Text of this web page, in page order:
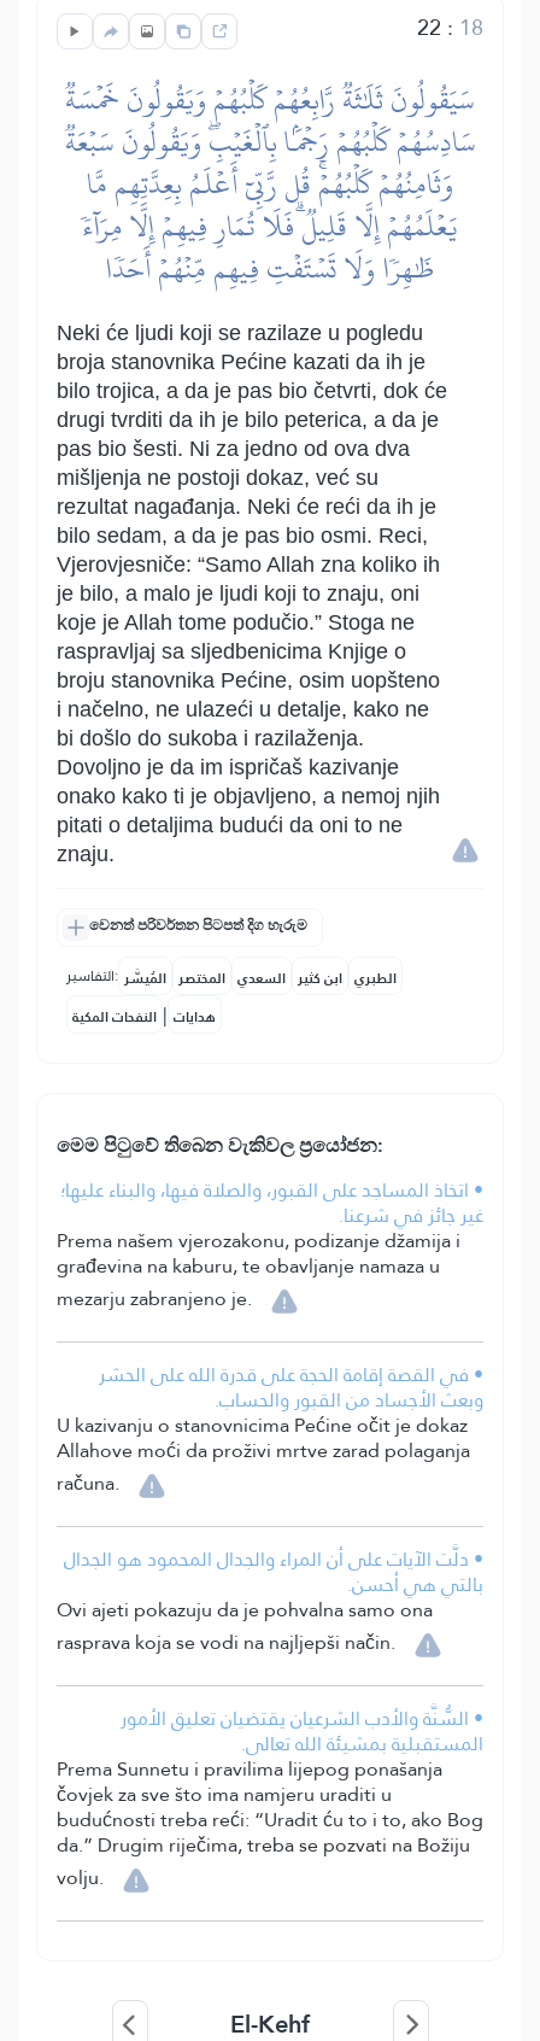
22 : 18
سَيَقُولُونَ ثَلَٰثَةٞ رَّابِعُهُمۡ كَلۡبُهُمۡ وَيَقُولُونَ خَمۡسَةٞ
سَادِسُهُمۡ كَلۡبُهُمۡ رَجۡمَۢا بِٱلۡغَيۡبِۖ وَيَقُولُونَ سَبۡعَةٞ
وَثَامِنُهُمۡ كَلۡبُهُمۡۚ قُل رَّبِّيٓ أَعۡلَمُ بِعِدَّتِهِم مَّا
يَعۡلَمُهُمۡ إِلَّا قَلِيلٞۗ فَلَا تُمَارِ فِيهِمۡ إِلَّا مِرَآءٗ
ظَٰهِرٗا وَلَا تَسۡتَفۡتِ فِيهِم مِّنۡهُمۡ أَحَدٗا
Neki će ljudi koji se razilaze u pogledu
broja stanovnika Pećine kazati da ih je
bilo trojica, a da je pas bio četvrti, dok će
drugi tvrditi da ih je bilo peterica, a da je
pas bio šesti. Ni za jedno od ova dva
mišljenja ne postoji dokaz, već su
rezultat nagađanja. Neki će reći da ih je
bilo sedam, a da je pas bio osmi. Reci,
Vjerovjesniče: “Samo Allah zna koliko ih
je bilo, a malo je ljudi koji to znaju, oni
koje je Allah tome podučio.” Stoga ne
raspravljaj sa sljedbenicima Knjige o
broju stanovnika Pećine, osim uopšteno
i načelno, ne ulazeći u detalje, kako ne
bi došlo do sukoba i razilaženja.
Dovoljno je da im ispričaš kazivanje
onako kako ti je objavljeno, a nemoj njih
pitati o detaljima budući da oni to ne
znaju.
වෙනත් පරිවර්තන පිටපත් දිග හැරුම
التفاسير: المُيسَّر المختصر السعدي ابن كثير الطبري
النفحات المكية | هدايات
මෙ⁣ම පිටුවේ තිබෙන වැකිවල ප්‍රයෝජන:
• اتخاذ المساجد على القبور، والصلاة فيها، والبناء عليها؛
غير جائز في شرعنا.
Prema našem vjerozakonu, podizanje džamija i
građevina na kaburu, te obavljanje namaza u
mezarju zabranjeno je.
• في القصة إقامة الحجة على قدرة الله على الحشر
وبعث الأجساد من القبور والحساب.
U kazivanju o stanovnicima Pećine očit je dokaz
Allahove moći da proživi mrtve zarad polaganja
računa.
• دلَّت الآيات على أن المراء والجدال المحمود هو الجدال
بالتي هي أحسن.
Ovi ajeti pokazuju da je pohvalna samo ona
rasprava koja se vodi na najljepši način.
• السُّنَّة والأدب الشرعيان يقتضيان تعليق الأمور
المستقبلية بمشيئة الله تعالى.
Prema Sunnetu i pravilima lijepog ponašanja
čovjek za sve što ima namjeru uraditi u
budućnosti treba reći: “Uradit ću to i to, ako Bog
da.” Drugim riječima, treba se pozvati na Božiju
volju.
El-Kehf